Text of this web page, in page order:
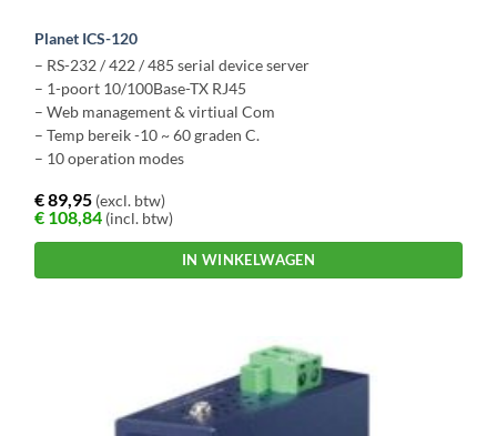
Planet ICS-120
– RS-232 / 422 / 485 serial device server
– 1-poort 10/100Base-TX RJ45
– Web management & virtiual Com
– Temp bereik -10 ~ 60 graden C.
– 10 operation modes
€89,95 (excl. btw)
€ 108,84 (incl. btw)
IN WINKELWAGEN